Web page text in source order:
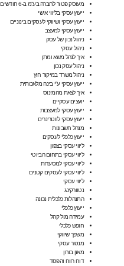
מעוסק פטור לחברה בע”מ ב-6 חודשים
ייעוץ עסקי בליווי אישי
ייעוץ עסקי ושיווקי לעסקים בינוניים
ייעוץ עסקי למעצב
ניהול נכון של עסק
ניהול עסקי
איך לנהל משא ומתן
ניהול עסק נכון
ניהול משרד במיקור חוץ​
ייעוץ עסקי ע”י בינה מלאכותית
איך לצאת מהמינוס
יועצים עסקיים
ייעוץ עסקי למעצבות
ייעוץ עסקי לווטרינרים
מנהל חשבונות
ייעוץ כלכלי לעסקים
ליווי עסקי בצפון
ליווי עסקי בתחום הביוטי
ליווי עסקי למסעדות
ליווי עסקי לעסקים קטנים
ליווי עסקי
נטוורקינג
התנהלות כלכלית נכונה
ייעוץ כלכלי
עמידה מול קהל
חופש כלכלי
משפך שיווקי
מנטור עסקי
מאזן בוחן
דוח רווח והפסד